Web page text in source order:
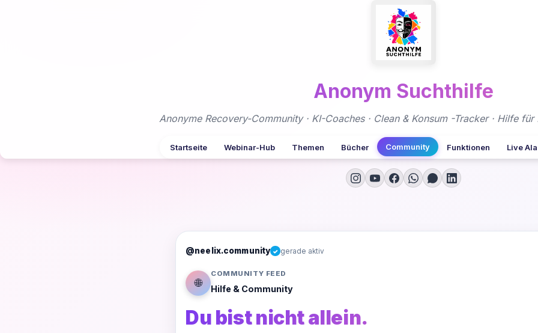
Anonym Suchthilfe
Anonyme Recovery-Community · KI-Coaches · Clean & Konsum -Tracker · Hilfe
Startseite Webinar-Hub Themen Bücher Community Funktionen Live
@neelix.community ✓ gerade aktiv
🌐
COMMUNITY FEED
Hilfe & Community
Du bist nicht allein.